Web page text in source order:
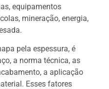
equipamentos
mineração, energia,
pela espessura, é
a norma técnica, as
a aplicação
Esses fatores